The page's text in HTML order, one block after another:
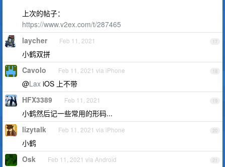
上次的帖子：
https://www.v2ex.com/t/287465
17
laycher Feb 11, 2021
小鹤双拼
18
Cavolo Feb 11, 2021 via iPhone
@Lax iOS 上不带
19
HFX3389 Feb 11, 2021
小鹤然后记一些常用的形码...
20
lizytalk Feb 11, 2021 via iPhone
小鹤
21
Osk Feb 11, 2021 via Android